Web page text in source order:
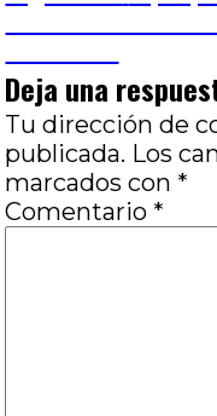
Deja una
Tu dirección de
publicada. Los
marcados con *
Comentario *